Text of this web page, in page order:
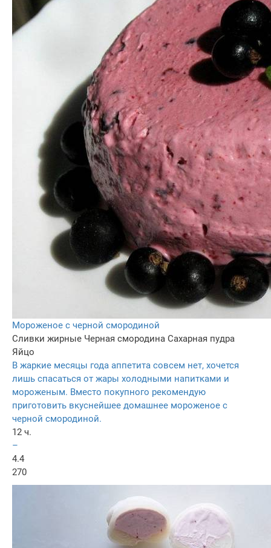
Мороженое с черной смородиной
Сливки жирные Черная смородина Сахарная пудра
Яйцо
В жаркие месяцы года аппетита совсем нет, хочется
лишь спасаться от жары холодными напитками и
мороженым. Вместо покупного рекомендую
приготовить вкуснейшее домашнее мороженое с
черной смородиной.
12 ч.
–
4.4
270